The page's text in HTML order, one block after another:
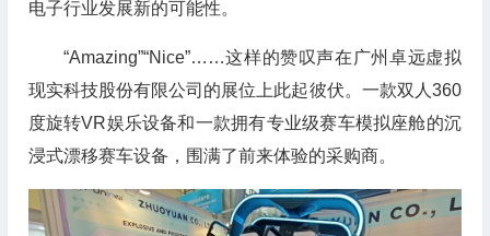
电子行业发展新的可能性。
“Amazing”“Nice”……这样的赞叹声在广州卓远虚拟
现实科技股份有限公司的展位上此起彼伏。一款双人360
度旋转VR娱乐设备和一款拥有专业级赛车模拟座舱的沉
浸式漂移赛车设备，围满了前来体验的采购商。